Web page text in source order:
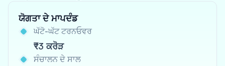
ਯੋਗਤਾ ਦੇ ਮਾਪਦੰਡ
ਘੱਟੋ-ਘੱਟ ਟਰਨਓਵਰ
₹3 ਕਰੋੜ
ਸੰਚਾਲਨ ਦੇ ਸਾਲ